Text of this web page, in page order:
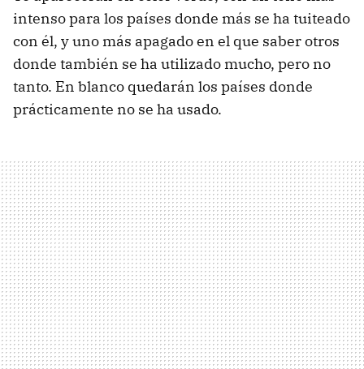
intenso para los países donde más se ha tuiteado
con él, y uno más apagado en el que saber otros
donde también se ha utilizado mucho, pero no
tanto. En blanco quedarán los países donde
prácticamente no se ha usado.